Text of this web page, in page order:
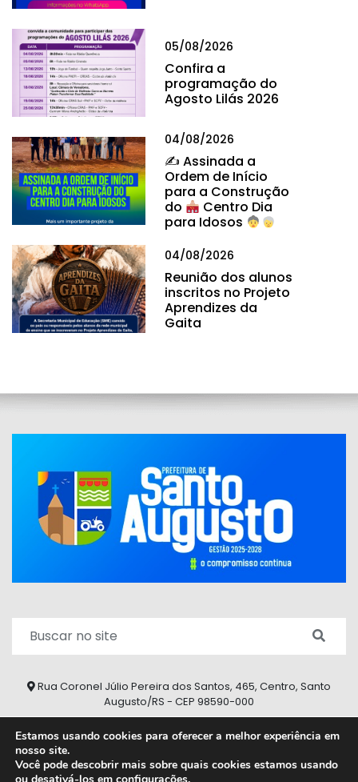
05/08/2026
Confira a
programação do
Agosto Lilás 2026
04/08/2026
✍ Assinada a
Ordem de Início
para a Construção
do
Centro Dia
para Idosos
04/08/2026
Reunião dos alunos
inscritos no Projeto
Aprendizes da
Gaita
Rua Coronel Júlio Pereira dos Santos, 465, Centro, Santo
Augusto/RS - CEP 98590-000
Estamos usando cookies para oferecer a melhor experiência em
nosso site.
Você pode descobrir mais sobre quais cookies estamos usando